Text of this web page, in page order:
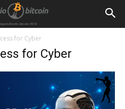
for Cyber
for Cyber